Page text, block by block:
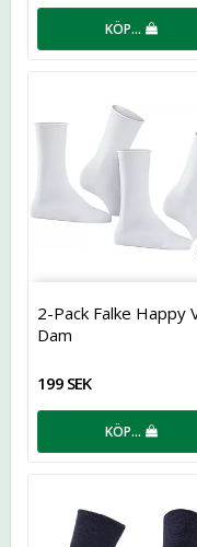
KÖP…
2-Pack Falke Happy
Dam
199 SEK
KÖP…